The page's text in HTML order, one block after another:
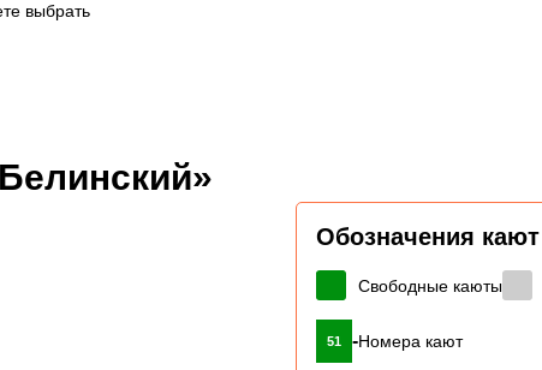
выбрать
Обозначения кают
Свободные каюты
51 -Номера кают